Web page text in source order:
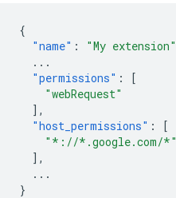
{
"name" : "My extension"
...
"permissions" :
[
"webRequest"
],
"host_permissions" :
[
"*://*.google.com/*"
],
...
}